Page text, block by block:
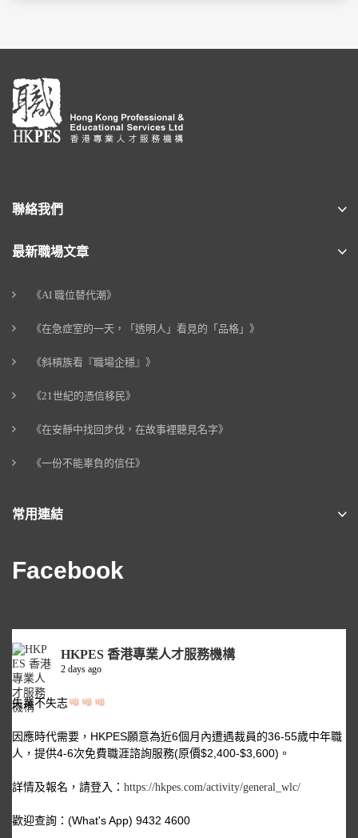
聯絡我們
最新職場文章
《AI 職位替代潮》
《在急症室的一天，「透明人」看見的「品格」》
《斜槓族看『職場企穩』》
《21世紀的憑信移民》
《在安靜中找回步伐，在故事裡聽見名字》
《一份不能辜負的信任》
常用連結
Facebook
HKPES 香港專業人才服務機構
2 days ago
失業不失志
因應時代需要，HKPES願意為近6個月內遭遇裁員的36-55歲中年職
人，提供4-6次免費職涯諮詢服務(原價$2,400-$3,600)。
詳情及報名，請登入： https://hkpes.com/activity/general_wlc/
歡迎查詢：(What's App) 9432 4600